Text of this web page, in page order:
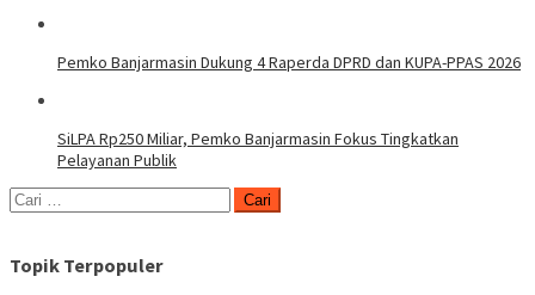
Pemko Banjarmasin Dukung 4 Raperda DPRD dan KUPA-PPAS 2026
SiLPA Rp250 Miliar, Pemko Banjarmasin Fokus Tingkatkan
Pelayanan Publik
Cari
untuk:
Topik Terpopuler